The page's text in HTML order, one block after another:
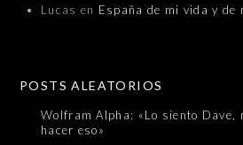
Lucas en España de mi vida y de
POSTS ALEATORIOS
Wolfram Alpha: «Lo siento Dave,
hacer eso»